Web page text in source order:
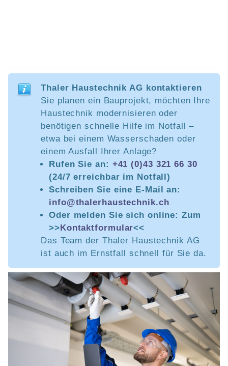
Thaler Haustechnik AG kontaktieren
Sie planen ein Bauprojekt, möchten Ihre
Haustechnik modernisieren oder
benötigen schnelle Hilfe im Notfall –
etwa bei einem Wasserschaden oder
einem Ausfall Ihrer Anlage?
Rufen Sie an: +41 (0)43 321 66 30
(24/7 erreichbar im Notfall)
Schreiben Sie eine E-Mail an:
info@thalerhaustechnik.ch
Oder melden Sie sich online: Zum
>> Kontaktformular<<
Das Team der Thaler Haustechnik AG
ist auch im Ernstfall schnell für Sie da.